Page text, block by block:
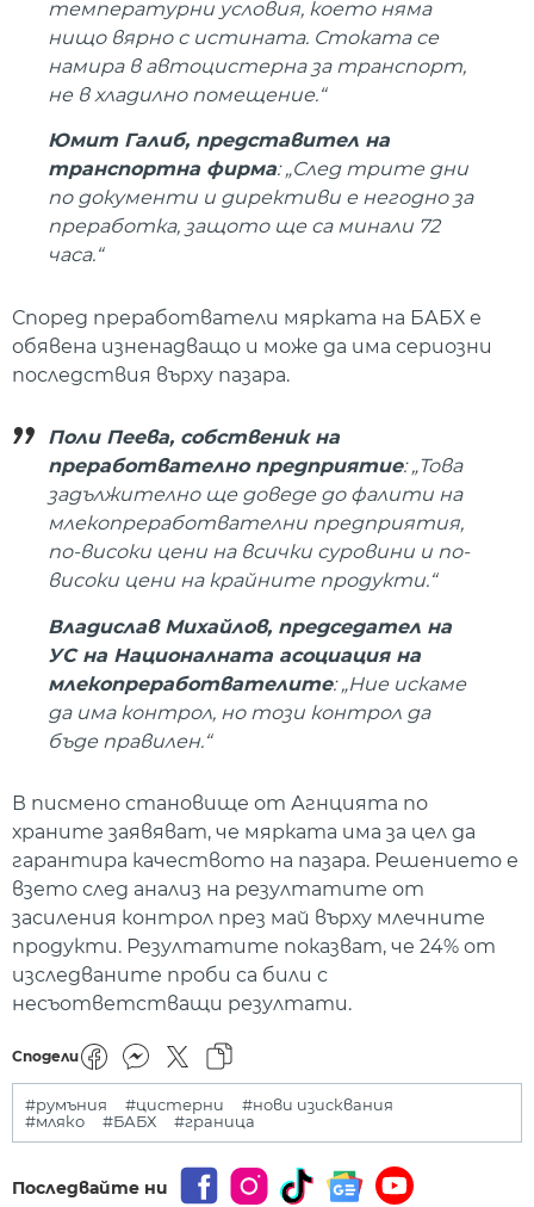
температурни условия, което няма
нищо вярно с истината. Стоката се
намира в автоцистерна за транспорт,
не в хладилно помещение.“
Юмит Галиб, представител на
транспортна фирма: „След трите дни
по документи и директиви е негодно за
преработка, защото ще са минали 72
часа.“
Според преработватели мярката на БАБХ е
обявена изненадващо и може да има сериозни
последствия върху пазара.
Поли Пеева, собственик на
преработвателно предприятие: „Това
задължително ще доведе до фалити на
млекопреработвателни предприятия,
по-високи цени на всички суровини и по-
високи цени на крайните продукти.“
Владислав Михайлов, председател на
УС на Националната асоциация на
млекопреработвателите: „Ние искаме
да има контрол, но този контрол да
бъде правилен.“
В писмено становище от Агнцията по
храните заявяват, че мярката има за цел да
гарантира качеството на пазара. Решението е
взето след анализ на резултатите от
засиления контрол през май върху млечните
продукти. Резултатите показват, че 24% от
изследваните проби са били с
несъответстващи резултати.
Сподели
#румъния #цистерни
#нови изисквания
#мляко
#БАБХ #граница
Последвайте ни